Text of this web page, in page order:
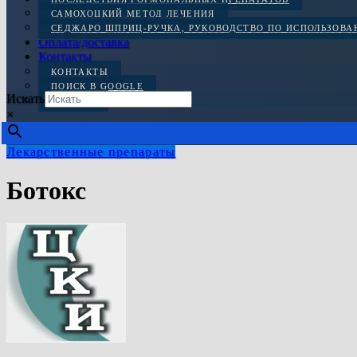
САМОХОЦКИЙ МЕТОД ЛЕЧЕНИЯ
СЕДЖАРО ШПРИЦ-РУЧКА, РУКОВОДСТВО ПО
Оплата/доставка
Контакты
КОНТАКТЫ
ПОИСК В GOOGLE
ОТЗЫВЫ
Искать
×
Лекарственные препараты
Ботокс